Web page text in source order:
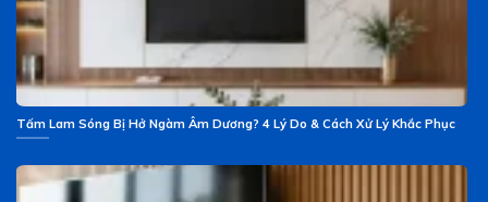
Tấm Lam Sóng Bị Hở Ngàm Âm Dương? 4 Lý Do & Cách Xử Lý Khắc Phục